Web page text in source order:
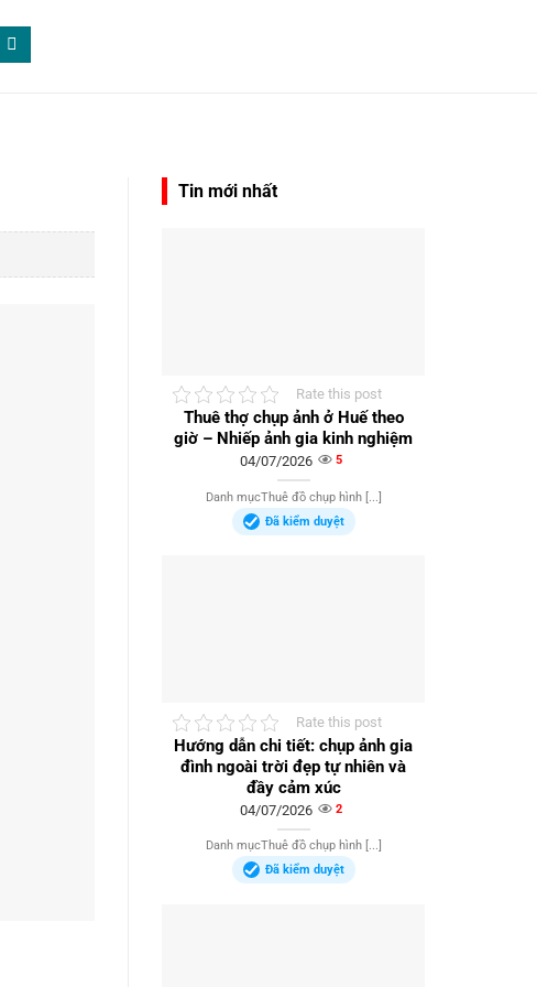
Tin mới nhất
Rate this post
Thuê thợ chụp ảnh ở Huế theo
giờ – Nhiếp ảnh gia kinh nghiệm
04/07/2026 5
Danh mụcThuê đồ chụp hình [...]
Đã kiểm duyệt
Rate this post
Hướng dẫn chi tiết: chụp ảnh gia
đình ngoài trời đẹp tự nhiên và
đầy cảm xúc
04/07/2026 2
Danh mụcThuê đồ chụp hình [...]
Đã kiểm duyệt